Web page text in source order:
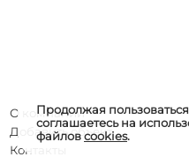
Продолжая
соглашаетесь на
файловcookies.
О компании
Добавить объект
Контакты